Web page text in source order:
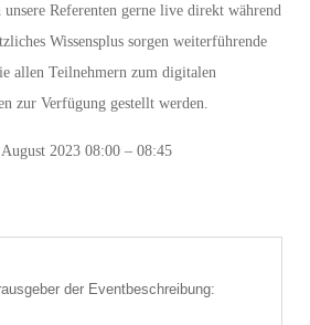
unsere Referenten gerne live direkt während
Wissensplus sorgen weiterführende
allen Teilnehmern zum digitalen
zur Verfügung gestellt werden.
2023 08:00 – 08:45
der Eventbeschreibung: